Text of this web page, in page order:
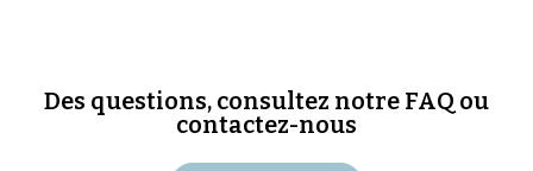
Des questions, consultez notre FAQ ou
contactez-nous